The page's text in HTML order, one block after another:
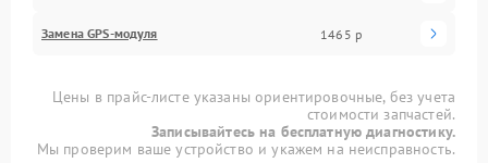
Замена GPS-модуля 1465 р
Цены в прайс-листе указаны ориентировочные, без учета
стоимости запчастей.
Записывайтесь на бесплатную диагностику.
Мы проверим ваше устройство и укажем на неисправность.